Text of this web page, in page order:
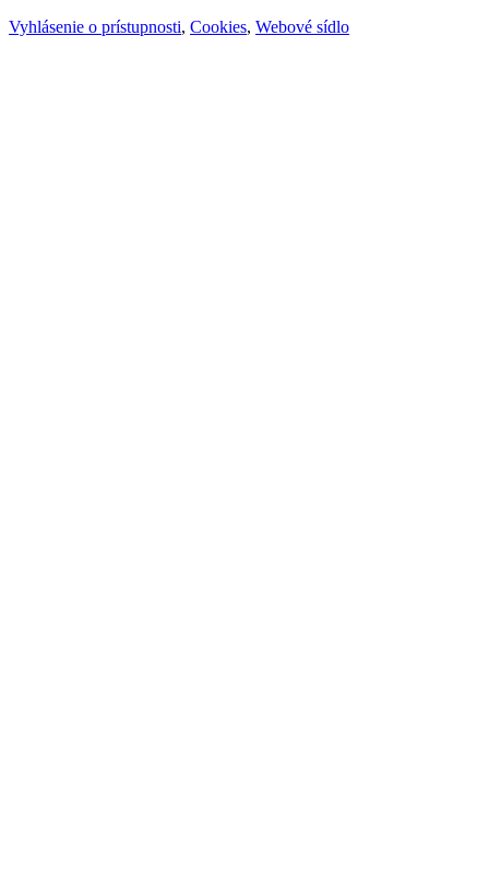
Vyhlásenie o prístupnosti, Cookies, Webové sídlo